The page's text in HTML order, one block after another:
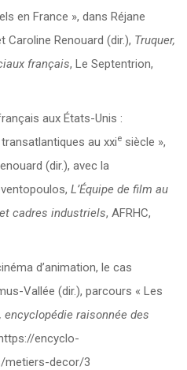
en France », dans Réjane
Caroline Renouard (dir.), Truquer,
français, Le Septentrion,
aux États-Unis :
au xxie siècle »,
(dir.), avec la
L’Équipe de film au
cadres industriels, AFRHC,
d’animation, le cas
Vallée (dir.), parcours « Les
encyclopédie raisonnée des
encyclo-
decor/3